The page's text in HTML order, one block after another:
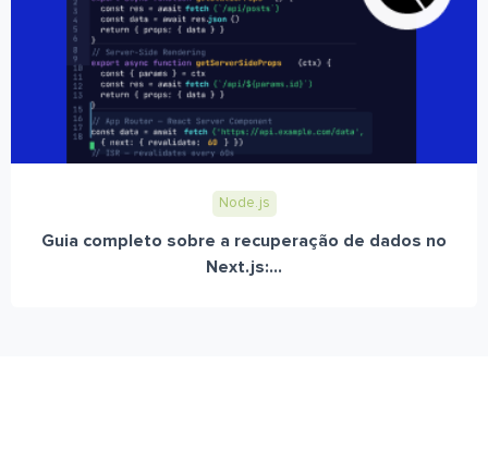
Node.js
Guia completo sobre a recuperação de dados no
Next.js:...